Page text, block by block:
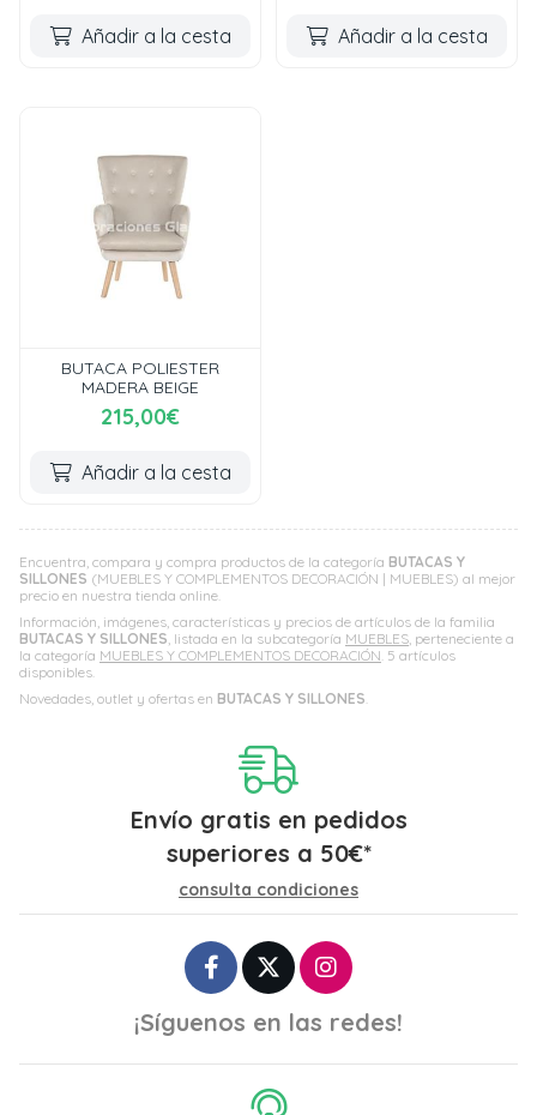
Encuentra, compara y compra productos de la categoría BUTACAS Y
SILLONES (MUEBLES Y COMPLEMENTOS DECORACIÓN | MUEBLES) al mejor
precio en nuestra tienda online.
Información, imágenes, características y precios de artículos de la familia
BUTACAS Y SILLONES, listada en la subcategoría MUEBLES, perteneciente a
la categoría MUEBLES Y COMPLEMENTOS DECORACIÓN. 5 artículos
disponibles.
Novedades, outlet y ofertas en BUTACAS Y SILLONES.
Añadir a la cesta Añadir a la cesta
BUTACA POLIESTER
MADERA BEIGE
215,00€
Añadir a la cesta
Envío gratis en pedidos
superiores a 50€*
consulta condiciones
¡Síguenos en las redes!